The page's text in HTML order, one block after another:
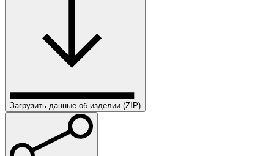
Загрузить данные об изделии (ZIP)